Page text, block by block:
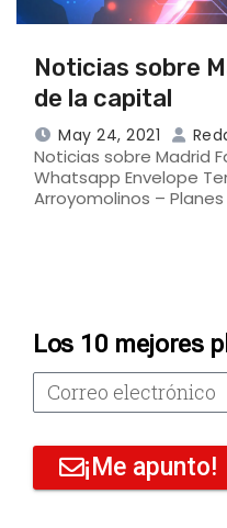
Noticias sobre
de la capital
May 24, 2021
Noticias sobre Madrid
Whatsapp Envelope
Arroyomolinos –
Los 10 mejores
¡Me apunto!